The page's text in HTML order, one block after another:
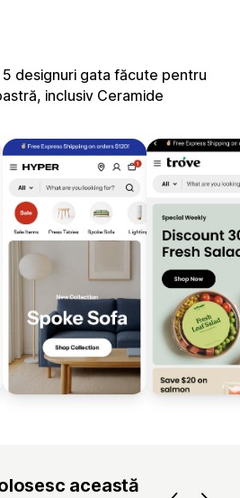
designuri gata făcute pentru
inclusiv Ceramide
această